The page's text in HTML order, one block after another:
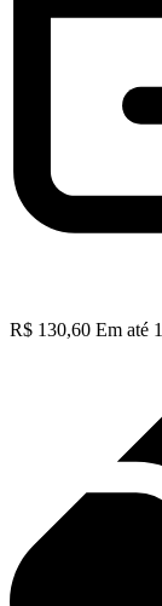
R$ 130,60 Em até 1